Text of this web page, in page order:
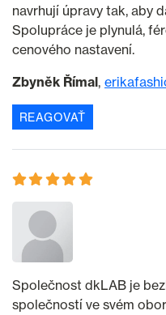
navrhují úpravy tak, aby
Spolupráce je plynulá,
cenového nastavení.
Zbyněk Římal
REAGOVAŤ
Společnost dkLAB je
společností ve svém